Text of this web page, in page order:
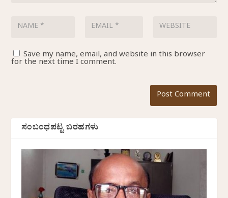
Save my name, email, and website in this browser
for the next time I comment.
ಸಂಬಂಧಪಟ್ಟ ಬರಹಗಳು